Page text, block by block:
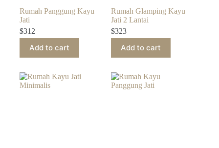
Rumah Panggung Kayu
Jati
$312
Add to cart
Rumah Glamping Kayu
Jati 2 Lantai
$323
Add to cart